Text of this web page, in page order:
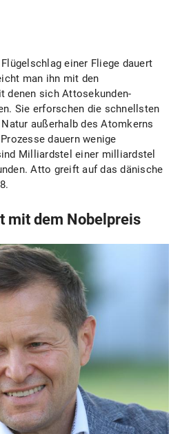
Flügelschlag einer Fliege dauert
man ihn mit den
denen sich Attosekunden-
Sie erforschen die schnellsten
außerhalb des Atomkerns
dauern wenige
Milliardstel einer milliardstel
Atto greift auf das dänische
mit dem Nobelpreis